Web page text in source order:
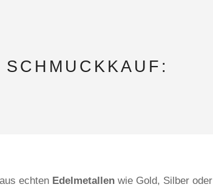
echten Edelmetallen wie Gold, Silber oder